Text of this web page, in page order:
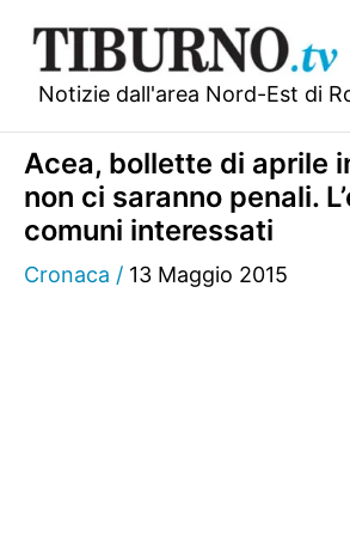
contenuto
Notizie dall'area Nord-Est di
Acea, bollette di aprile
non ci saranno penali.
comuni interessati
Cronaca / 13 Maggio 2015